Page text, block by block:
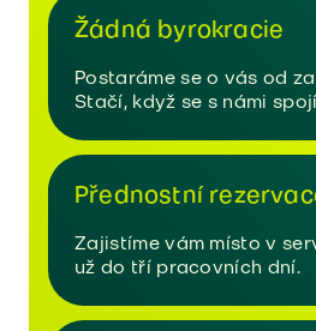
Žádná byrokracie
Postaráme se o vás od
Stačí, když se s námi
Přednostní
Zajistíme vám místo v
už do tří pracovních dní.